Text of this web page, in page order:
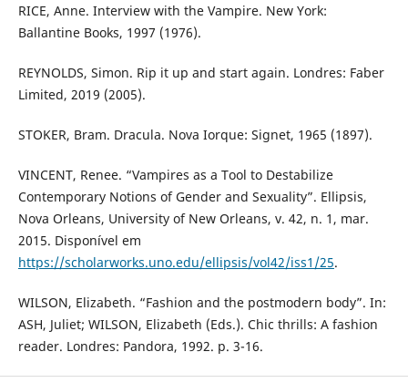
RICE, Anne. Interview with the Vampire. New York:
Ballantine Books, 1997 (1976).
REYNOLDS, Simon. Rip it up and start again. Londres: Faber
Limited, 2019 (2005).
STOKER, Bram. Dracula. Nova Iorque: Signet, 1965 (1897).
VINCENT, Renee. “Vampires as a Tool to Destabilize
Contemporary Notions of Gender and Sexuality”. Ellipsis,
Nova Orleans, University of New Orleans, v. 42, n. 1, mar.
2015. Disponível em
https://scholarworks.uno.edu/ellipsis/vol42/iss1/25.
WILSON, Elizabeth. “Fashion and the postmodern body”. In:
ASH, Juliet; WILSON, Elizabeth (Eds.). Chic thrills: A fashion
reader. Londres: Pandora, 1992. p. 3-16.